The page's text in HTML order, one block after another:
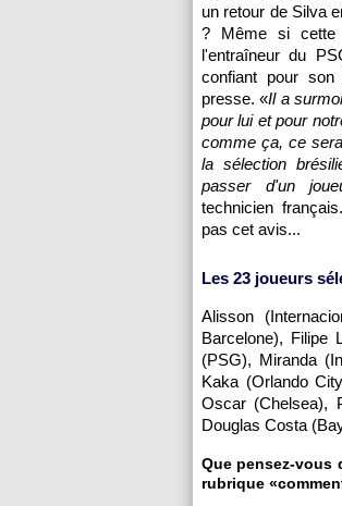
un retour de Silva
? Même si cette
l'entraîneur du
confiant pour
presse. «Il a
pour lui et pour
comme ça, ce
la sélection
passer d'un
technicien
pas cet avis...
Les 23 joueurs
Alisson
Barcelone), Filipe
(PSG), Miranda
Kaka (Orlando
Oscar (Chelsea),
Douglas Costa
Que pensez-vous
rubrique